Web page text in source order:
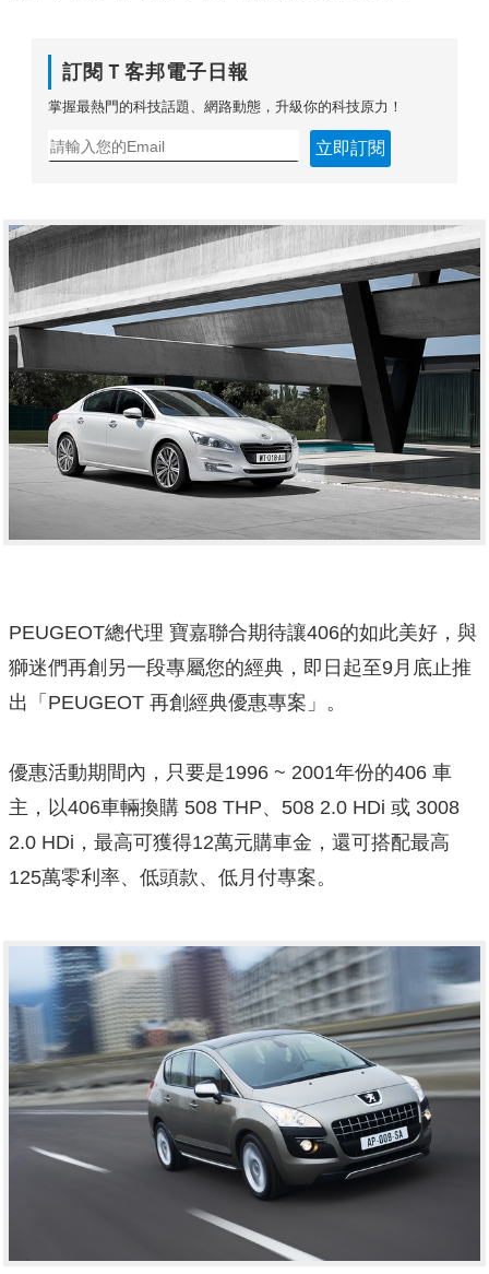
訂閱Ｔ客邦電子日報
掌握最熱門的科技話題、網路動態，升級你的科技原力！
立即訂閱
PEUGEOT總代理 寶嘉聯合期待讓406的如此美好，與
獅迷們再創另一段專屬您的經典，即日起至9月底止推
出「PEUGEOT 再創經典優惠專案」。
優惠活動期間內，只要是1996 ~ 2001年份的406 車
主，以406車輛換購 508 THP、508 2.0 HDi 或 3008
2.0 HDi，最高可獲得12萬元購車金，還可搭配最高
125萬零利率、低頭款、低月付專案。